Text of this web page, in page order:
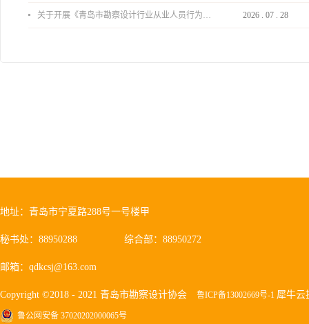
关于开展《青岛市勘察设计行业从业人员行为导则》、《青岛市住宅工程设计审查品质提升指引（2026版）》宣贯活动的通知 2026 . 07 . 28
地址：青岛市宁夏路288号一号楼甲
秘书处：88950288 综合部：88950272
邮箱：qdkcsj@163.com
Copyright ©2018 - 2021 青岛市勘察设计协会 鲁ICP备13002669号-1 犀牛云
鲁公网安备 37020202000065号